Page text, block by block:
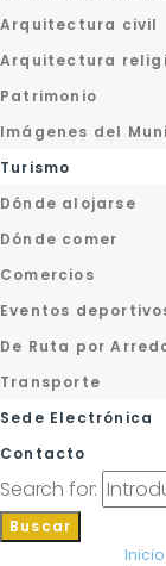
Arquitectura civil
Arquitectura
Patrimonio
Imágenes del
Turismo
Dónde alojarse
Dónde comer
Comercios
Eventos
De Ruta por
Transporte
Sede Electrónica
Contacto
Search for:
Buscar
Inicio